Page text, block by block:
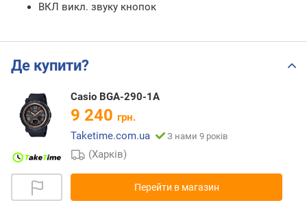
ВКЛ викл. звуку кнопок
Де купити?
Casio BGA-290-1A
9 240 грн.
Taketime.com.ua
З нами 9 років
(Харків)
Перейти в магазин